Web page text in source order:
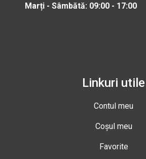
Marți - Sâmbătă: 09:00 - 17:00
Linkuri utile
Contul meu
Coșul meu
Favorite